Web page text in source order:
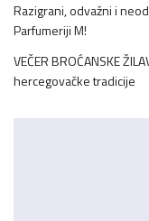
Razigrani, odvažni i
Parfumeriji M!
VEČER BROĆANSKE
hercegovačke tradicije